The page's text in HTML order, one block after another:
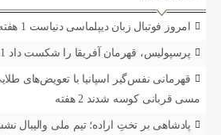
امروز فوتبال زبان دیپلماسی دنیاست 1 هفته
پرسپولیس، قهرمان آفریقا را شکست داد 1 هفته
قهرمانی نفس‌گیر اسپانیا با تعویض‌های طلایی
مسی قربانی کوسه شدند 2 هفته
پادشاهی بر تختِ اراده؛ تیم ملی والیبال